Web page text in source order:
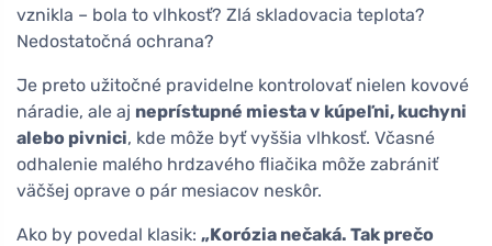
vznikla – bola to vlhkosť? Zlá skladovacia teplota?
Nedostatočná ochrana?
Je preto užitočné pravidelne kontrolovať nielen kovové
náradie, ale aj neprístupné miesta v kúpeľni, kuchyni
alebo pivnici, kde môže byť vyššia vlhkosť. Včasné
odhalenie malého hrdzavého fliačika môže zabrániť
väčšej oprave o pár mesiacov neskôr.
Ako by povedal klasik: „Korózia nečaká. Tak prečo